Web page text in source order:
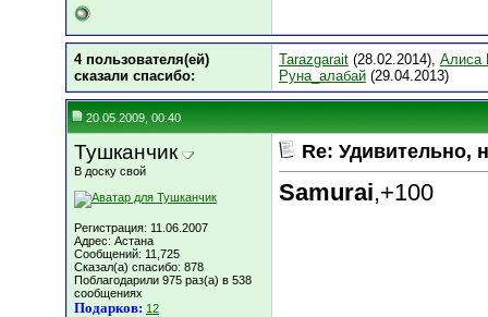
4 пользователя(ей)
сказали cпасибо:
Tarazgarait (28.02.2014), Алиса
Руна_алабай (29.04.2013)
20.05.2009, 00:40
Тушканчик
В доску свой
Регистрация: 11.06.2007
Адрес: Астана
Сообщений: 11,725
Сказал(а) спасибо: 878
Поблагодарили 975 раз(а) в 538
сообщениях
Подарков: 12
Re: Удивительно,
Samurai,+100